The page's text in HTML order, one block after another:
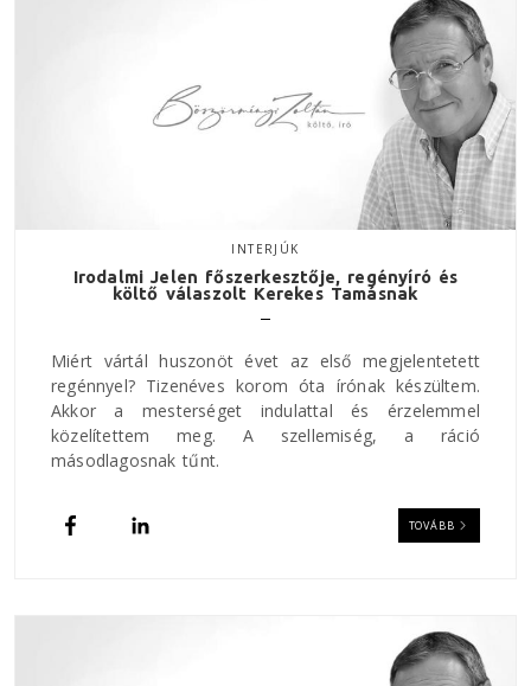
INTERJÚK
Irodalmi Jelen főszerkesztője, regényíró és
költő válaszolt Kerekes Tamásnak
Miért vártál huszonöt évet az első megjelentetett
regénnyel? Tizenéves korom óta írónak készültem.
Akkor a mesterséget indulattal és érzelemmel
közelítettem meg. A szellemiség, a ráció
másodlagosnak tűnt.
TOVÁBB